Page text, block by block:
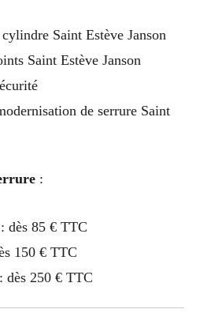
Saint Estève Janson
Saint Estève Janson
de serrure Saint
:
dès 85 € TTC
150 € TTC
dès 250 € TTC